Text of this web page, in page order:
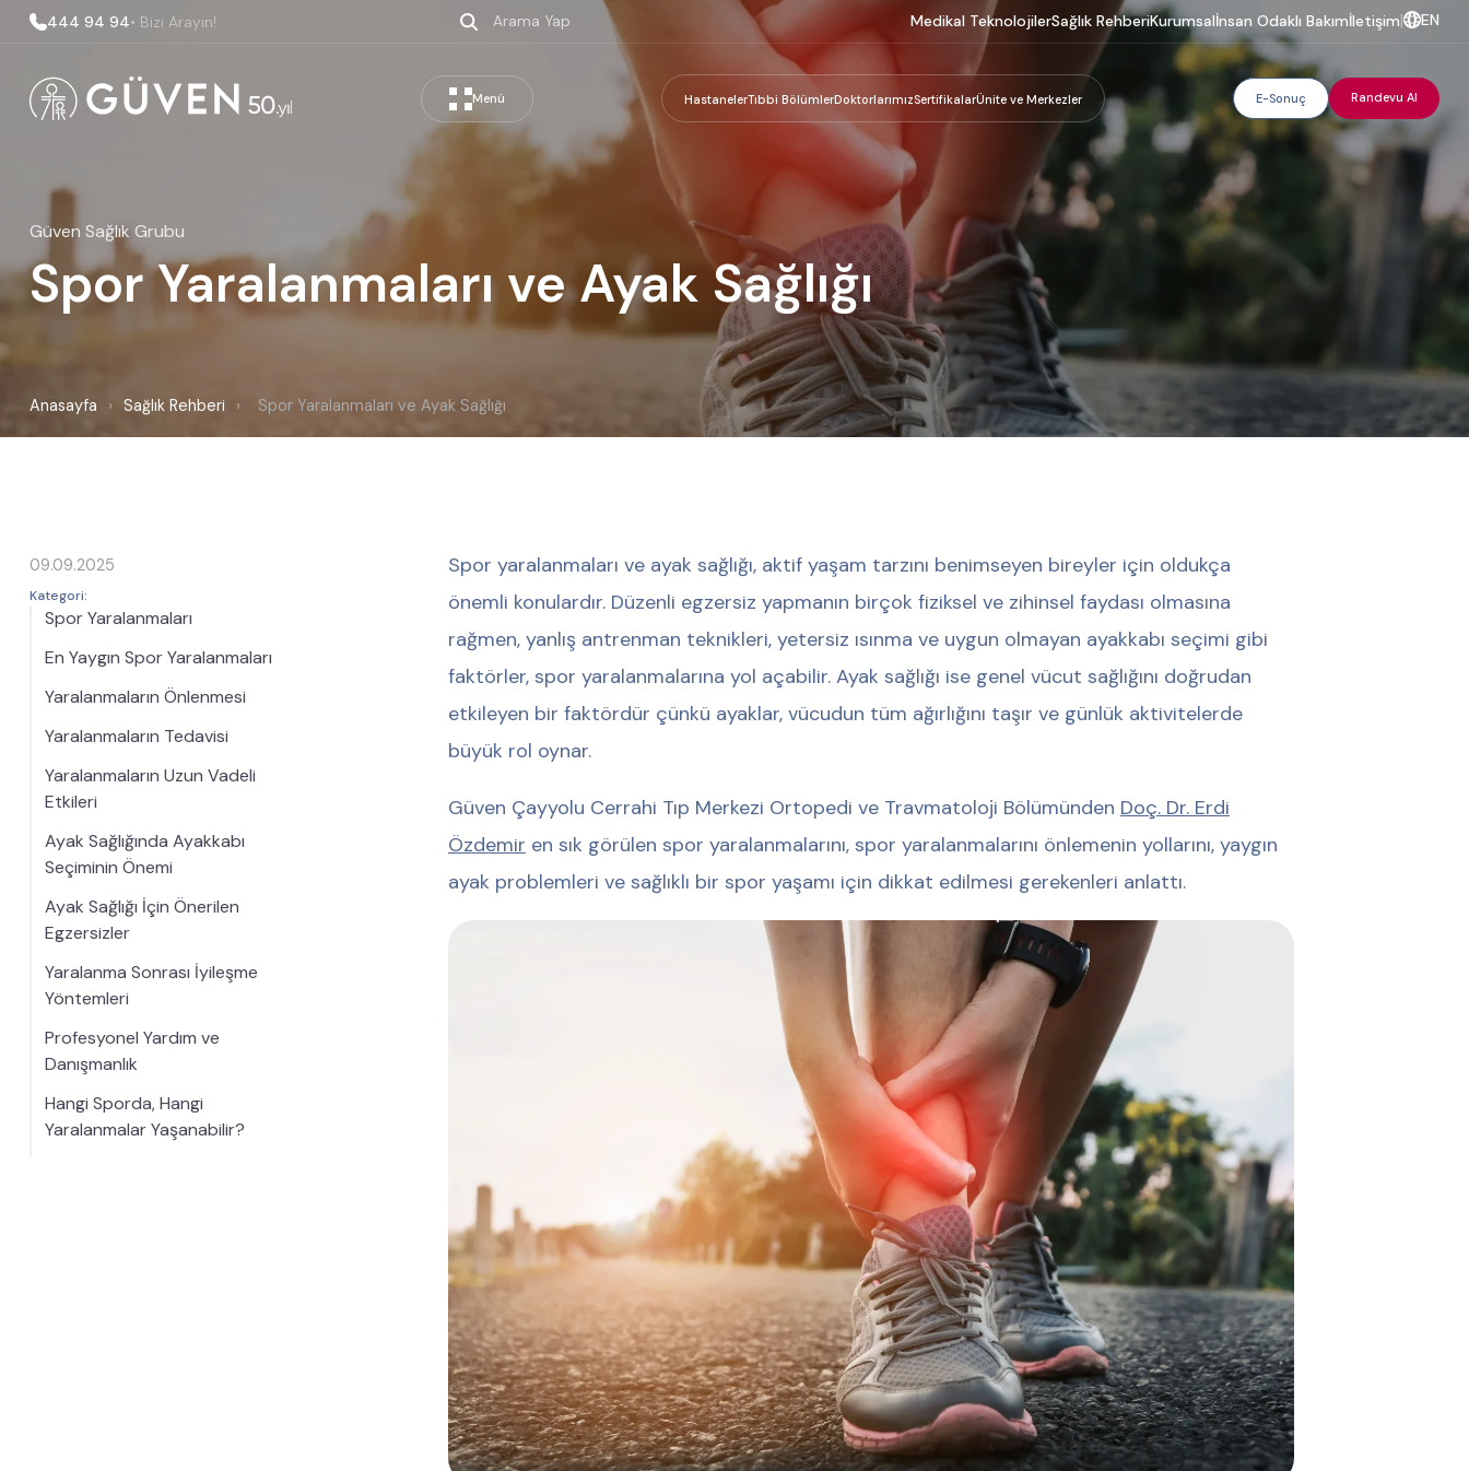
444 94 94• Bizi Arayın! Medikal TeknolojilerSağlık RehberiKurumsalİnsan Odaklı Bakımİletişim| EN
Menü HastanelerTıbbi BölümlerDoktorlarımızSertifikalarÜnite ve Merkezler E-Sonuç Randevu Al
Güven Sağlık Grubu
Spor Yaralanmaları ve Ayak Sağlığı
Anasayfa › Sağlık Rehberi › Spor Yaralanmaları ve Ayak Sağlığı
09.09.2025
Kategori:
Spor Yaralanmaları
En Yaygın Spor Yaralanmaları
Yaralanmaların Önlenmesi
Yaralanmaların Tedavisi
Yaralanmaların Uzun Vadeli
Etkileri
Ayak Sağlığında Ayakkabı
Seçiminin Önemi
Ayak Sağlığı İçin Önerilen
Egzersizler
Yaralanma Sonrası İyileşme
Yöntemleri
Profesyonel Yardım ve
Danışmanlık
Hangi Sporda, Hangi
Yaralanmalar Yaşanabilir?
Spor yaralanmaları ve ayak sağlığı, aktif yaşam tarzını benimseyen bireyler için oldukça
önemli konulardır. Düzenli egzersiz yapmanın birçok fiziksel ve zihinsel faydası olmasına
rağmen, yanlış antrenman teknikleri, yetersiz ısınma ve uygun olmayan ayakkabı seçimi gibi
faktörler, spor yaralanmalarına yol açabilir. Ayak sağlığı ise genel vücut sağlığını doğrudan
etkileyen bir faktördür çünkü ayaklar, vücudun tüm ağırlığını taşır ve günlük aktivitelerde
büyük rol oynar.
Güven Çayyolu Cerrahi Tıp Merkezi Ortopedi ve Travmatoloji Bölümünden Doç. Dr. Erdi
Özdemir en sık görülen spor yaralanmalarını, spor yaralanmalarını önlemenin yollarını, yaygın
ayak problemleri ve sağlıklı bir spor yaşamı için dikkat edilmesi gerekenleri anlattı.